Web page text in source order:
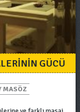
GÜCÜ
MASÖZ